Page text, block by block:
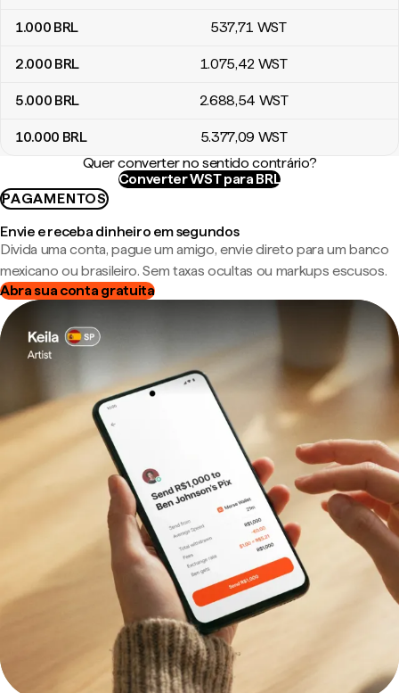
1.000 BRL 537,71 WST
2.000 BRL 1.075,42 WST
5.000 BRL 2.688,54 WST
10.000 BRL 5.377,09 WST
Quer converter no sentido contrário?
Converter WST para BRL
PAGAMENTOS
Envie e receba dinheiro em segundos
Divida uma conta, pague um amigo, envie direto para um banco
mexicano ou brasileiro. Sem taxas ocultas ou markups escusos.
Abra sua conta gratuita